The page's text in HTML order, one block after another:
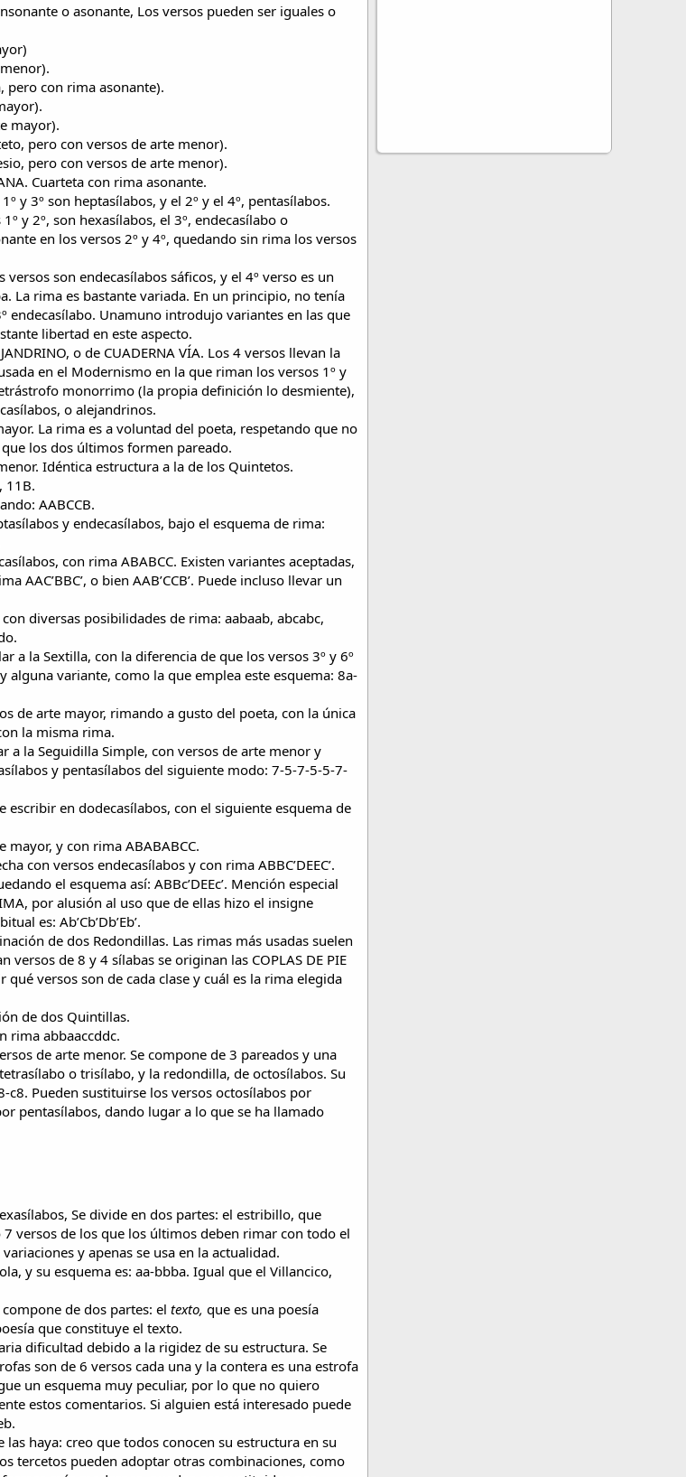
o asonante, Los versos pueden ser iguales o
pero con rima asonante).
mayor).
pero con versos de arte menor).
pero con versos de arte menor).
Cuarteta con rima asonante.
y 3º son heptasílabos, y el 2º y el 4º, pentasílabos.
y 2º, son hexasílabos, el 3º, endecasílabo o
en los versos 2º y 4º, quedando sin rima los versos
versos son endecasílabos sáficos, y el 4º verso es un
La rima es bastante variada. En un principio, no tenía
endecasílabo. Unamuno introdujo variantes en las que
libertad en este aspecto.
o de CUADERNA VÍA. Los 4 versos llevan la
en el Modernismo en la que riman los versos 1º y
monorrimo (la propia definición lo desmiente),
o alejandrinos.
La rima es a voluntad del poeta, respetando que no
los dos últimos formen pareado.
Idéntica estructura a la de los Quintetos.
11B.
AABCCB.
y endecasílabos, bajo el esquema de rima:
con rima ABABCC. Existen variantes aceptadas,
o bien AAB’CCB’. Puede incluso llevar un
diversas posibilidades de rima: aabaab, abcabc,
a la Sextilla, con la diferencia de que los versos 3º y 6º
alguna variante, como la que emplea este esquema: 8a-
de arte mayor, rimando a gusto del poeta, con la única
la misma rima.
a la Seguidilla Simple, con versos de arte menor y
y pentasílabos del siguiente modo: 7-5-7-5-5-7-
escribir en dodecasílabos, con el siguiente esquema de
mayor, y con rima ABABABCC.
con versos endecasílabos y con rima ABBC’DEEC’.
el esquema así: ABBc’DEEc’. Mención especial
por alusión al uso que de ellas hizo el insigne
es: Ab’Cb’Db’Eb’.
de dos Redondillas. Las rimas más usadas suelen
versos de 8 y 4 sílabas se originan las COPLAS DE PIE
versos son de cada clase y cuál es la rima elegida
de dos Quintillas.
rima abbaaccddc.
de arte menor. Se compone de 3 pareados y una
o trisílabo, y la redondilla, de octosílabos. Su
c8. Pueden sustituirse los versos octosílabos por
pentasílabos, dando lugar a lo que se ha llamado
Se divide en dos partes: el estribillo, que
versos de los que los últimos deben rimar con todo el
y apenas se usa en la actualidad.
y su esquema es: aa-bbba. Igual que el Villancico,
de dos partes: el texto, que es una poesía
que constituye el texto.
dificultad debido a la rigidez de su estructura. Se
son de 6 versos cada una y la contera es una estrofa
un esquema muy peculiar, por lo que no quiero
estos comentarios. Si alguien está interesado puede
las haya: creo que todos conocen su estructura en su
tercetos pueden adoptar otras combinaciones, como